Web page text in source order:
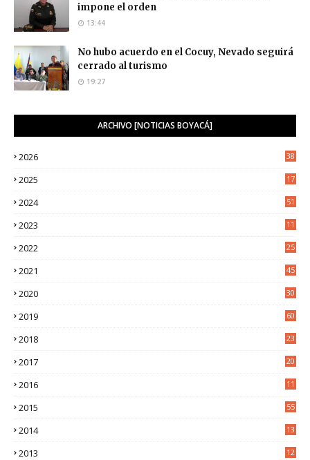
impone el orden
13:44
No hubo acuerdo en el Cocuy, Nevado seguirá
cerrado al turismo
19:27
ARCHIVO [NOTICIAS BOYACÁ]
2026 38
2025
17
2024 51
2023
11
2022
25
2021
45
2020
30
2019 60
2018
23
2017
20
2016
11
2015 55
2014
13
2013
12